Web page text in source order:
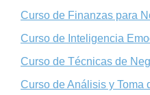
Curso de Finanzas para
Curso de Inteligencia
Curso de Técnicas de
Curso de Análisis y Toma